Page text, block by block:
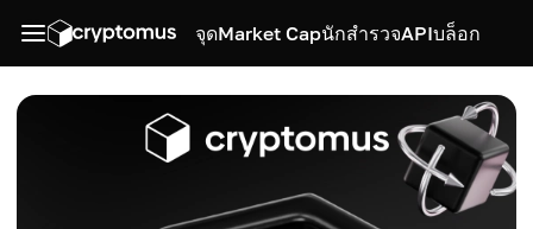
จุดMarket CapนักสำรวจAPIบล็อก